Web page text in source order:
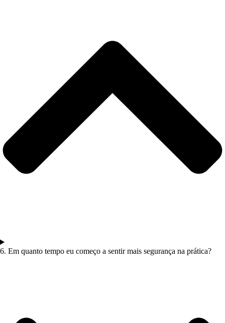
6. Em quanto tempo eu começo a sentir mais segurança na prática?